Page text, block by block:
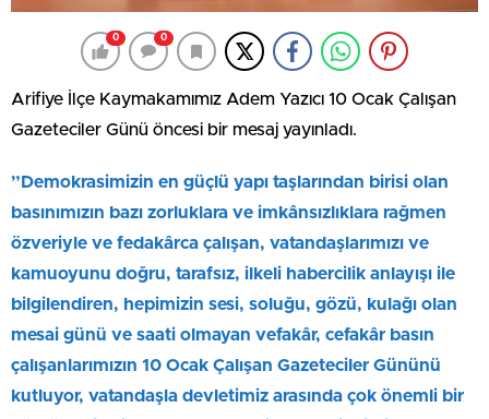
0 0
Arifiye İlçe Kaymakamımız Adem Yazıcı 10 Ocak Çalışan
Gazeteciler Günü öncesi bir mesaj yayınladı.
”Demokrasimizin en güçlü yapı taşlarından birisi olan
basınımızın bazı zorluklara ve imkânsızlıklara rağmen
özveriyle ve fedakârca çalışan, vatandaşlarımızı ve
kamuoyunu doğru, tarafsız, ilkeli habercilik anlayışı ile
bilgilendiren, hepimizin sesi, soluğu, gözü, kulağı olan
mesai günü ve saati olmayan vefakâr, cefakâr basın
çalışanlarımızın 10 Ocak Çalışan Gazeteciler Gününü
kutluyor, vatandaşla devletimiz arasında çok önemli bir